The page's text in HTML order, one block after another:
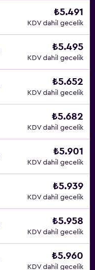
₺5.491
KDV dahil gecelik
₺5.495
KDV dahil gecelik
₺5.652
KDV dahil gecelik
₺5.682
KDV dahil gecelik
₺5.901
KDV dahil gecelik
₺5.939
KDV dahil gecelik
₺5.958
KDV dahil gecelik
₺5.960
KDV dahil gecelik